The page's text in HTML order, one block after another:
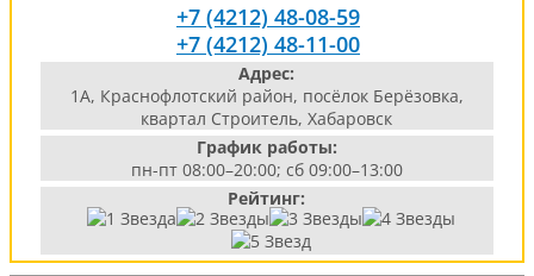
+7 (4212) 48-08-59
+7 (4212) 48-11-00
Адрес:
1А, Краснофлотский район, посёлок Берёзовка,
квартал Строитель, Хабаровск
График работы:
пн-пт 08:00–20:00; сб 09:00–13:00
Рейтинг: